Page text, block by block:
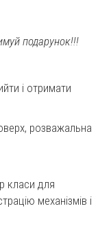
подарунок!!!
і отримати
розважальна
класи для
механізмів і